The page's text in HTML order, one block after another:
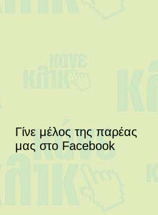
Γίνε μέλος της παρέας
μας στο Facebook